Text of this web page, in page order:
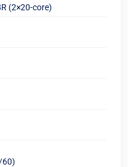
(2×20-core)
60)